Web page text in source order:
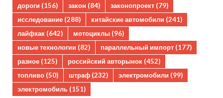
дороги (156) закон (84) законопроект (79)
исследование (288) китайские автомобили (241)
лайфхак (642) мотоциклы (96)
новые технологии (82) параллельный импорт (177)
разное (125) российский авторынок (452)
топливо (50) штраф (232) электромобили (99)
электромобиль (151)